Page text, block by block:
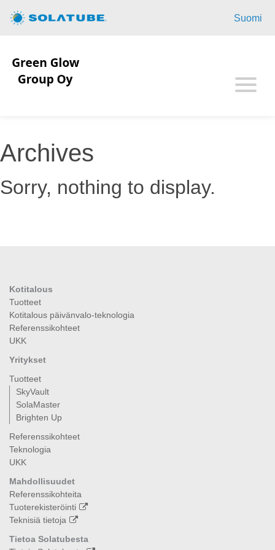
Aloitussivu
Yritykset
Suomi
Archives
Sorry, nothing to display.
Kotitalous
Tuotteet
Kotitalous päivänvalo-teknologia
Referenssikohteet
UKK
Yritykset
Tuotteet
SkyVault
SolaMaster
Brighten Up
Referenssikohteet
Teknologia
UKK
Mahdollisuudet
Referenssikohteita
Tuoterekisteröinti
Teknisiä tietoja
Tietoa Solatubesta